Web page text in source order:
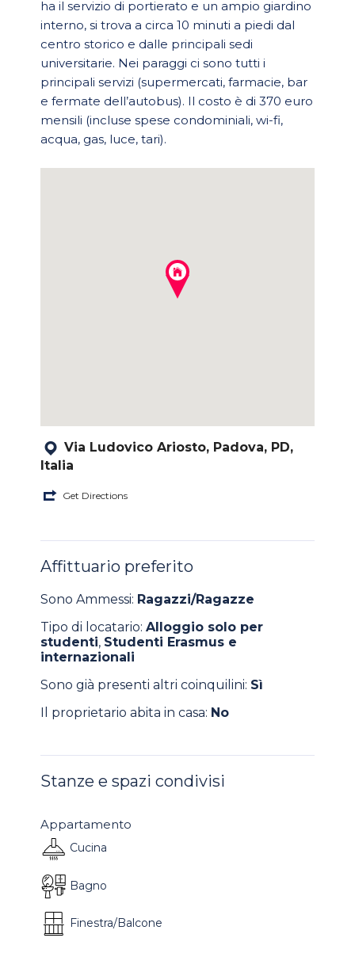
ha il servizio di portierato e un ampio giardino
interno, si trova a circa 10 minuti a piedi dal
centro storico e dalle principali sedi
universitarie. Nei paraggi ci sono tutti i
principali servizi (supermercati, farmacie, bar
e fermate dell’autobus). Il costo è di 370 euro
mensili (incluse spese condominiali, wi-fi,
acqua, gas, luce, tari).
Via Ludovico Ariosto, Padova, PD,
Italia
Get Directions
Affittuario preferito
Sono Ammessi: Ragazzi/Ragazze
Tipo di locatario: Alloggio solo per
studenti, Studenti Erasmus e
internazionali
Sono già presenti altri coinquilini: Sì
Il proprietario abita in casa: No
Stanze e spazi condivisi
Appartamento
Cucina
Bagno
Finestra/Balcone